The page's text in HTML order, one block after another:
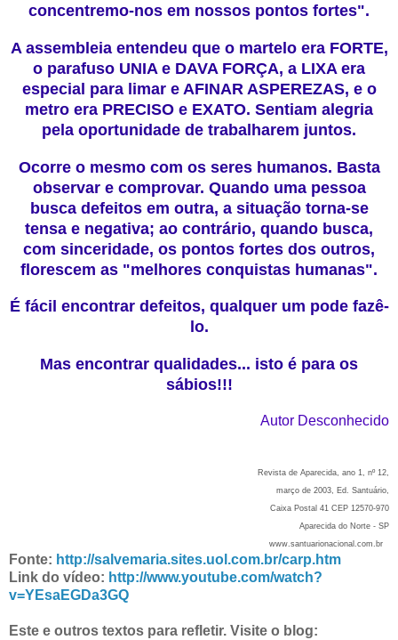
concentremo-nos em nossos pontos fortes".
A assembleia entendeu que o martelo era FORTE,
o parafuso UNIA e DAVA FORÇA, a LIXA era
especial para limar e AFINAR ASPEREZAS, e o
metro era PRECISO e EXATO. Sentiam alegria
pela oportunidade de trabalharem juntos.
Ocorre o mesmo com os seres humanos. Basta
observar e comprovar. Quando uma pessoa
busca defeitos em outra, a situação torna-se
tensa e negativa; ao contrário, quando busca,
com sinceridade, os pontos fortes dos outros,
florescem as "melhores conquistas humanas".
É fácil encontrar defeitos, qualquer um pode fazê-
lo.
Mas encontrar qualidades... isto é para os
sábios!!!
Autor Desconhecido
Revista de Aparecida, ano 1, nº 12,
março de 2003, Ed. Santuário,
Caixa Postal 41 CEP 12570-970
Aparecida do Norte - SP
www.santuarionacional.com.br
Fonte: http://salvemaria.sites.uol.com.br/carp.htm
Link do vídeo: http://www.youtube.com/watch?
v=YEsaEGDa3GQ
Este e outros textos para refletir. Visite o blog: